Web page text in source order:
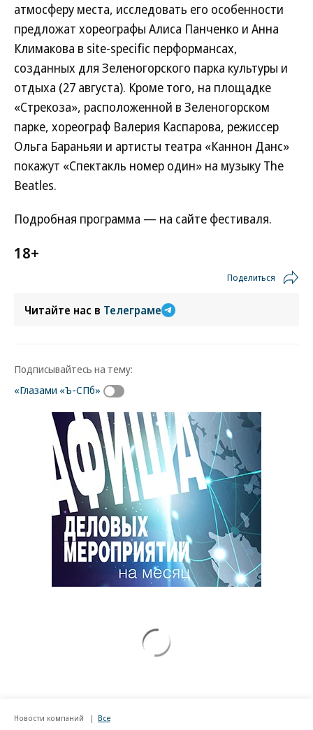
атмосферу места, исследовать его особенности
предложат хореографы Алиса Панченко и Анна
Климакова в site-specific перформансах,
созданных для Зеленогорского парка культуры и
отдыха (27 августа). Кроме того, на площадке
«Стрекоза», расположенной в Зеленогорском
парке, хореограф Валерия Каспарова, режиссер
Ольга Бараньяи и артисты театра «Каннон Данс»
покажут «Спектакль номер один» на музыку The
Beatles.
Подробная программа — на сайте фестиваля.
18+
Поделиться
Читайте нас в Телеграме
Подписывайтесь на тему:
«Глазами «Ъ-СПб»
Новости компаний Все